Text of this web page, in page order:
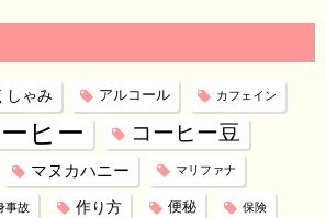
しゃみ アルコール カフェイン
ヒー コーヒー豆
マヌカハニー マリファナ
事故 作り方 便秘 保険